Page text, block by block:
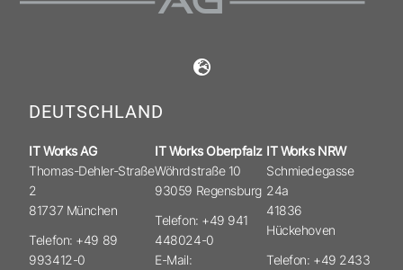
DEUTSCHLAND
IT Works AG
Thomas-Dehler-Straße
2
81737 München
Telefon: +49 89
993412-0
IT Works Oberpfalz
Wöhrdstraße 10
93059 Regensburg
Telefon: +49 941
448024-0
E-Mail:
IT Works NRW
Schmiedegasse
24a
41836
Hückehoven
Telefon: +49 2433